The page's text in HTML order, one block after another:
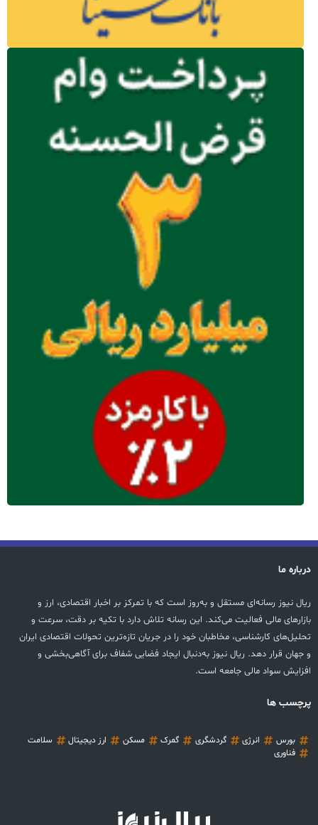
درباره ما
ریال نیوز رسانه‌ای مستقل و به‌روز است که با تمرکز بر اخبار اقتصادی، ارز و
بازارهای مالی فعالیت می‌کند. این رسانه تلاش دارد با تکیه بر دقت، سرعت و
تحلیل‌های کارشناسی، مخاطبان خود را در جریان تازه‌ترین تحولات اقتصادی ایران
و جهان قرار دهد. ریال نیوز به‌دنبال ایجاد فضایی شفاف برای آگاهی‌بخشی و
افزایش سواد مالی جامعه است.
پرچسب ها
بورس انرژی گردشگری گمرک مسکن ارز دیجیتال
سلامت
فناوری